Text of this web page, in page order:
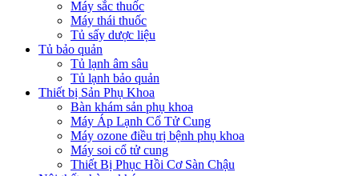
Máy sắc thuốc
Máy thái thuốc
Tủ sấy dược liệu
Tủ bảo quản
Tủ lạnh âm sâu
Tủ lạnh bảo quản
Thiết bị Sản Phụ Khoa
Bàn khám sản phụ khoa
Máy Áp Lạnh Cổ Tử Cung
Máy ozone điều trị bệnh phụ khoa
Máy soi cổ tử cung
Thiết Bị Phục Hồi Cơ Sàn Chậu